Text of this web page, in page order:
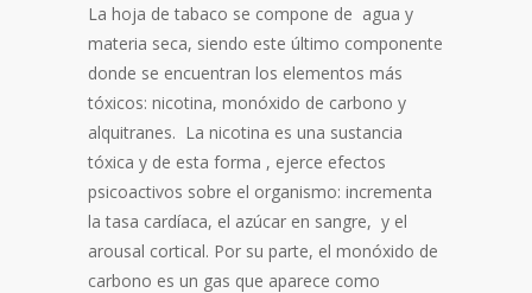
La hoja de tabaco se compone de agua y
materia seca, siendo este último componente
donde se encuentran los elementos más
tóxicos: nicotina, monóxido de carbono y
alquitranes. La nicotina es una sustancia
tóxica y de esta forma , ejerce efectos
psicoactivos sobre el organismo: incrementa
la tasa cardíaca, el azúcar en sangre, y el
arousal cortical. Por su parte, el monóxido de
carbono es un gas que aparece como